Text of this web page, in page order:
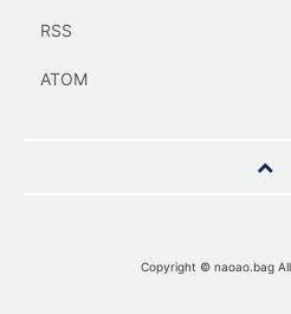
RSS
ATOM
Copyright © naoao.bag All